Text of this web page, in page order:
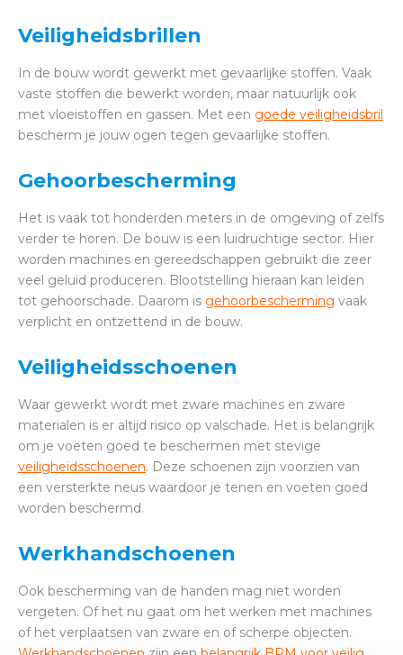
Veiligheidsbrillen
In de bouw wordt gewerkt met gevaarlijke stoffen. Vaak
vaste stoffen die bewerkt worden, maar natuurlijk ook
met vloeistoffen en gassen. Met een goede veiligheidsbril
bescherm je jouw ogen tegen gevaarlijke stoffen.
Gehoorbescherming
Het is vaak tot honderden meters in de omgeving of zelfs
verder te horen. De bouw is een luidruchtige sector. Hier
worden machines en gereedschappen gebruikt die zeer
veel geluid produceren. Blootstelling hieraan kan leiden
tot gehoorschade. Daarom is gehoorbescherming vaak
verplicht en ontzettend in de bouw.
Veiligheidsschoenen
Waar gewerkt wordt met zware machines en zware
materialen is er altijd risico op valschade. Het is belangrijk
om je voeten goed te beschermen met stevige
veiligheidsschoenen. Deze schoenen zijn voorzien van
een versterkte neus waardoor je tenen en voeten goed
worden beschermd.
Werkhandschoenen
Ook bescherming van de handen mag niet worden
vergeten. Of het nu gaat om het werken met machines
of het verplaatsen van zware en of scherpe objecten.